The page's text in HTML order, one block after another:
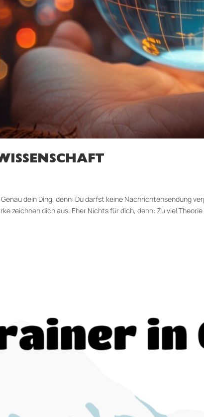
dein Ding, denn: Du darfst keine Nachrichtensendung
zeichnen dich aus. Eher Nichts für dich, denn: Zu viel